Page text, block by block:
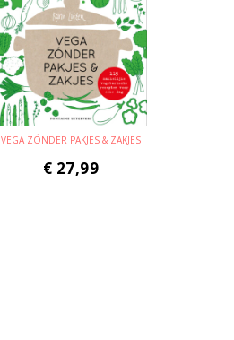
VEGA ZÓNDER PAKJES & ZAKJES
€ 27,99